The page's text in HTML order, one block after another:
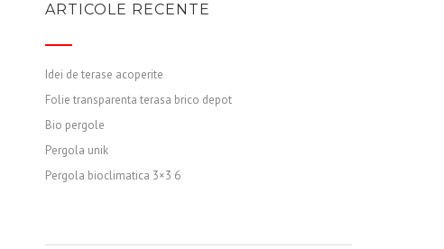
ARTICOLE RECENTE
Idei de terase acoperite
Folie transparenta terasa brico depot
Bio pergole
Pergola unik
Pergola bioclimatica 3×3 6